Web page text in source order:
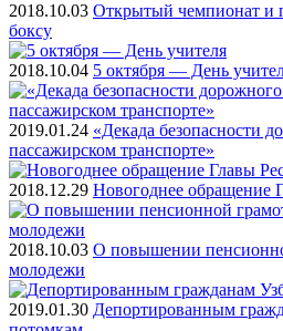
2018.10.03 Открытый чемпионат и
боксу
2018.10.04 5 октября — День
2019.01.24 «Декада безопасности
пассажирском транспорте»
2018.12.29 Новогоднее обращение
2018.10.03 О повышении
молодежи
2019.01.30 Депортированным